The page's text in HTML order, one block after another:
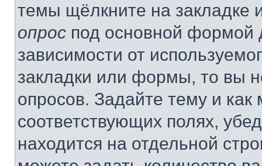
темы щёлкните на
опрос под основной формой
зависимости от
закладки или формы, то вы
опросов. Задайте тему и
соответствующих полях,
находится на отдельной